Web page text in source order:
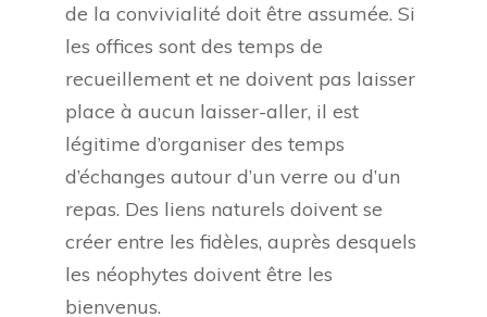
de la convivialité doit être assumée. Si
les offices sont des temps de
recueillement et ne doivent pas laisser
place à aucun laisser-aller, il est
légitime d’organiser des temps
d’échanges autour d’un verre ou d’un
repas. Des liens naturels doivent se
créer entre les fidèles, auprès desquels
les néophytes doivent être les
bienvenus.